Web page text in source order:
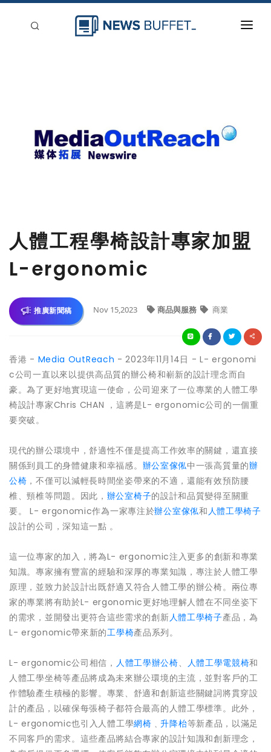
刊登
人體工程學椅設計專家加盟
L-ergonomic
推廣新聞稿 Nov 15,2023 商品與服務 商業
香港 - Media OutReach - 2023年11月14日 - L- ergonomi
c公司一直以來以提供高品質的辦公椅和嶄新的設計理念而自
豪。為了更好地實現這一使命，公司迎來了一位專業的人體工學
椅設計專家Chris CHAN ，這將是L- ergonomic公司的一個重
要突破。
現代的辦公環境中，舒適性不僅是提高工作效率的關鍵，還直接
關係到員工的身體健康和幸福感。 辦公室傢俬中一張高質量的辦
公椅 ，不僅可以減輕長時間坐姿帶來的不適，還能有效預防腰
椎、頸椎等問題。因此， 辦公室椅子的設計和品質變得至關重
要。 L- ergonomic作為一家專注於辦公室傢俬和人體工學椅子
設計的公司，深知這一點 。
這一位專家的加入，將為L- ergonomic注入更多的創新和專業
知識。專家擁有豐富的經驗和深厚的專業知識，專注於人體工學
原理，並致力於設計出既舒適又符合人體工學的辦公椅。兩位專
家的專業將有助於L- ergonomic更好地理解人體在不同坐姿下
的需求，並開發出更符合這些需求的創新人體工學椅子產品，為
L- ergonomic帶來新的工學椅產品系列。
L- ergonomic公司相信， 人體工學辦公椅、 人體工學電競椅和
人體工學坐椅等產品將成為未來辦公環境的主流，並對客戶的工
作體驗產生積極的影響。專業、舒適和創新這些關鍵詞將貫穿設
計的產品，以確保每張椅子都符合最高的人體工學標準。此外，
L- ergonomic也引入人體工學網椅 ﹑升降枱等新產品，以滿足
不同客戶的需求。這些產品將結合專家的設計知識和創新理念，